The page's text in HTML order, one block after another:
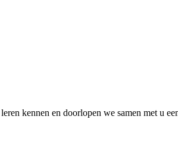
kennen en doorlopen we samen met u